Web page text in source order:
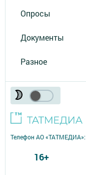
Опросы
Документы
Разное
Телефон АО «ТАТМЕДИА»:
16+